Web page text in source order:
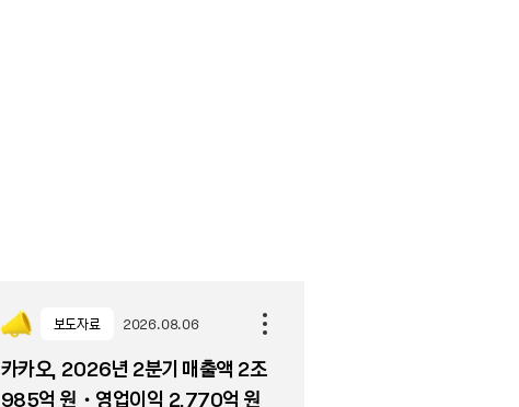
보도자료 2026.08.06
카카오, 2026년 2분기 매출액 2조
985억 원・영업이익 2,770억 원